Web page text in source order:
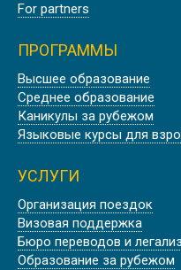
For partners
ПРОГРАММЫ
Высшее образование
Среднее образование
Каникулы за рубежом
Языковые курсы для
УСЛУГИ
Организация поездок
Визовая поддержка
Бюро переводов и
Образование за рубежом